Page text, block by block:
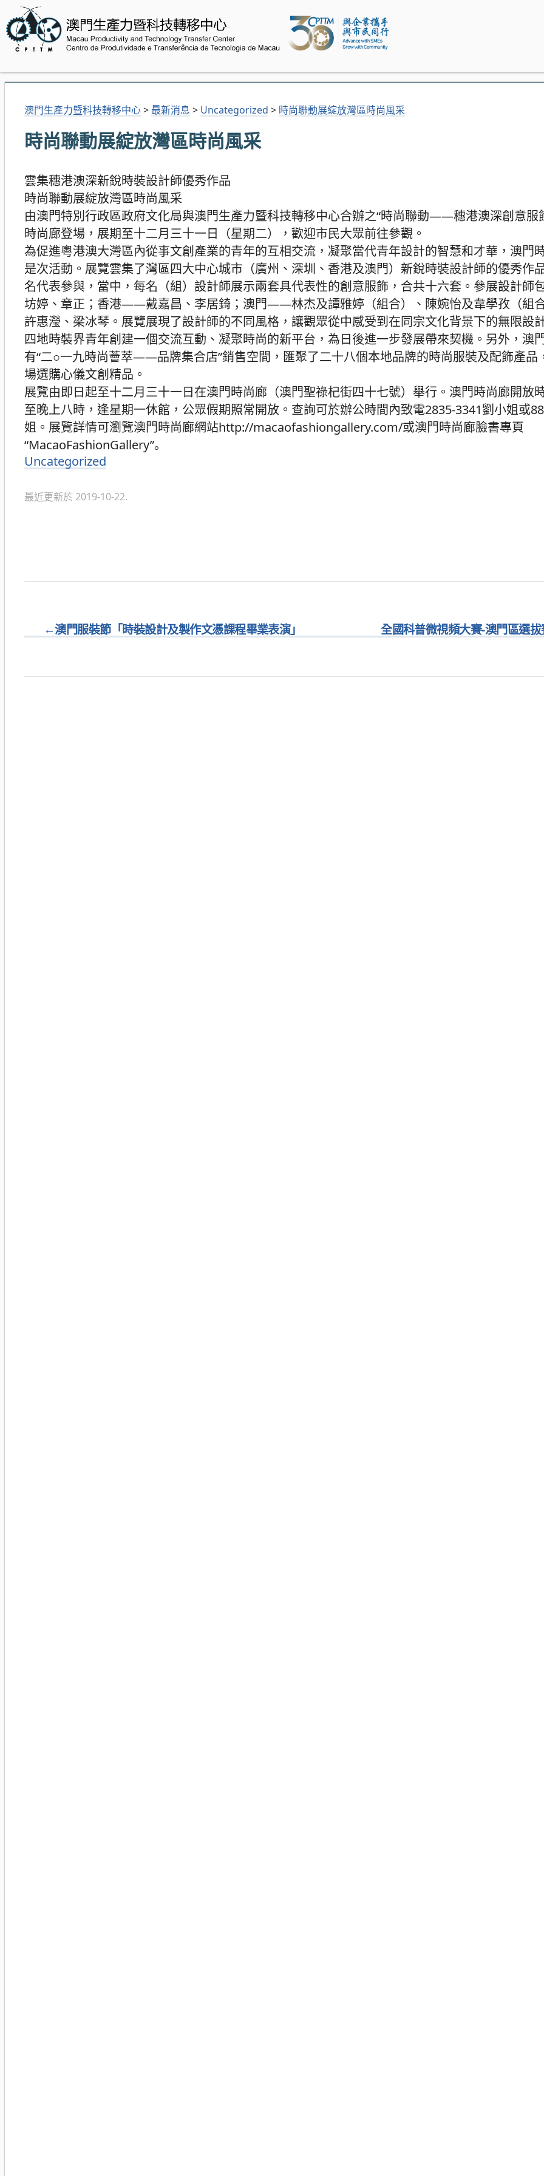
澳門生產力暨科技轉移中心> 最新消息 > Uncategorized > 時尚聯動展綻放灣區時尚風采
時尚聯動展綻放灣區時尚風采
雲集穗港澳深新銳時裝設計師優秀作品
時尚聯動展綻放灣區時尚風采
由澳門特別行政區政府文化局與澳門生產力暨科技轉移中心合辦之“時尚聯動——穗港澳深創意服
時尚廊登場，展期至十二月三十一日（星期二），歡迎市民大眾前往參觀。
為促進粵港澳大灣區內從事文創產業的青年的互相交流，凝聚當代青年設計的智慧和才華，澳門
是次活動。展覽雲集了灣區四大中心城市（廣州、深圳、香港及澳門）新銳時裝設計師的優秀作
名代表參與，當中，每名（組）設計師展示兩套具代表性的創意服飾，合共十六套。參展設計
坊婷、章正；香港——戴嘉昌、李居錡；澳門——林杰及譚雅婷（組合）、陳婉怡及韋學孜（
許惠瀅、梁冰琴。展覽展現了設計師的不同風格，讓觀眾從中感受到在同宗文化背景下的無限設
四地時裝界青年創建一個交流互動、凝聚時尚的新平台，為日後進一步發展帶來契機。另外，澳
有“二○一九時尚薈萃——品牌集合店”銷售空間，匯聚了二十八個本地品牌的時尚服裝及配飾產品
場選購心儀文創精品。
展覽由即日起至十二月三十一日在澳門時尚廊（澳門聖祿杞街四十七號）舉行。澳門時尚廊開放
至晚上八時，逢星期一休館，公眾假期照常開放。查詢可於辦公時間內致電2835-3341劉小姐或
姐。展覽詳情可瀏覽澳門時尚廊網站http://macaofashiongallery.com/或澳門時尚廊臉書專頁
“MacaoFashionGallery”。
分
Uncategorized
最近更新於 2019-10-22.
←澳門服裝節「時裝設計及製作文憑課程畢業表演」 全國科普微視頻大賽-澳門區選